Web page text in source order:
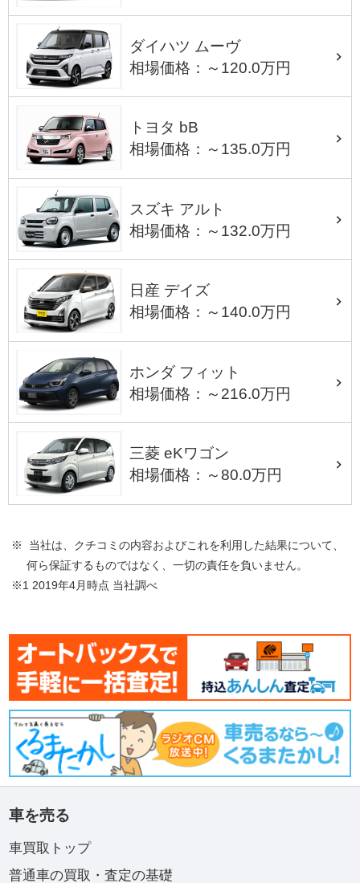
ダイハツ ムーヴ
相場価格：～120.0万円
トヨタ bB
相場価格：～135.0万円
スズキ アルト
相場価格：～132.0万円
日産 デイズ
相場価格：～140.0万円
ホンダ フィット
相場価格：～216.0万円
三菱 eKワゴン
相場価格：～80.0万円
※ 当社は、クチコミの内容およびこれを利用した結果について、
何ら保証するものではなく、一切の責任を負いません。
※1 2019年4月時点 当社調べ
車を売る
車買取トップ
普通車の買取・査定の基礎